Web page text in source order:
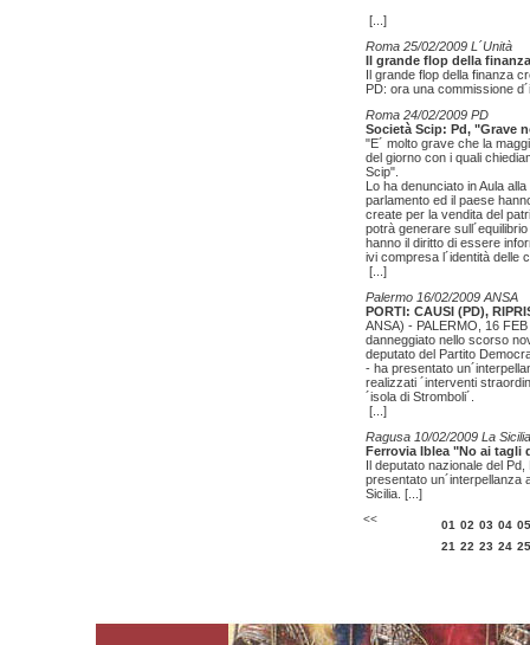
[...]
Roma 25/02/2009 L´Unità
Il grande flop della
Il grande flop della finanza
PD: ora una commissione
Roma 24/02/2009 PD
Società Scip: Pd, "Grave
"E´ molto grave che la
del giorno con i quali
Scip".
Lo ha denunciato in Aula
parlamento ed il paese
create per la vendita del
potrà generare
hanno il diritto di essere
ivi compresa l´identità delle
[...]
Palermo 16/02/2009 ANSA
PORTI: CAUSI (PD),
ANSA) - PALERMO, 16
danneggiato nello scorso
deputato del Partito
- ha presentato
realizzati ´interventi
´isola di Stromboli´.
[...]
Ragusa 10/02/2009 La Sicilia
Ferrovia Iblea "No ai tagli
Il deputato nazionale del
presentato un´interpellanza
Sicilia. [...]
<< 01 02 03 04 05
21 22 23 24 25